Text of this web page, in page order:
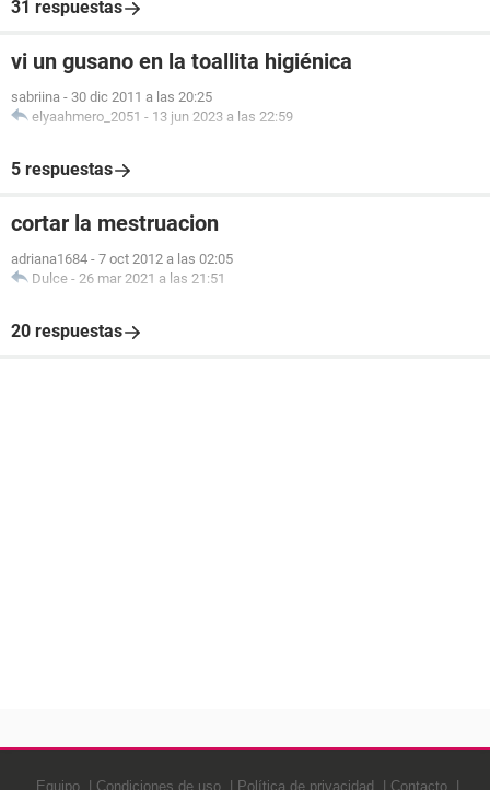
31 respuestas
vi un gusano en la toallita higiénica
sabriina - 30 dic 2011 a las 20:25
elyaahmero_2051 - 13 jun 2023 a las 22:59
5 respuestas
cortar la mestruacion
adriana1684 - 7 oct 2012 a las 02:05
Dulce - 26 mar 2021 a las 21:51
20 respuestas
Equipo Condiciones de uso Política de privacidad Contacto